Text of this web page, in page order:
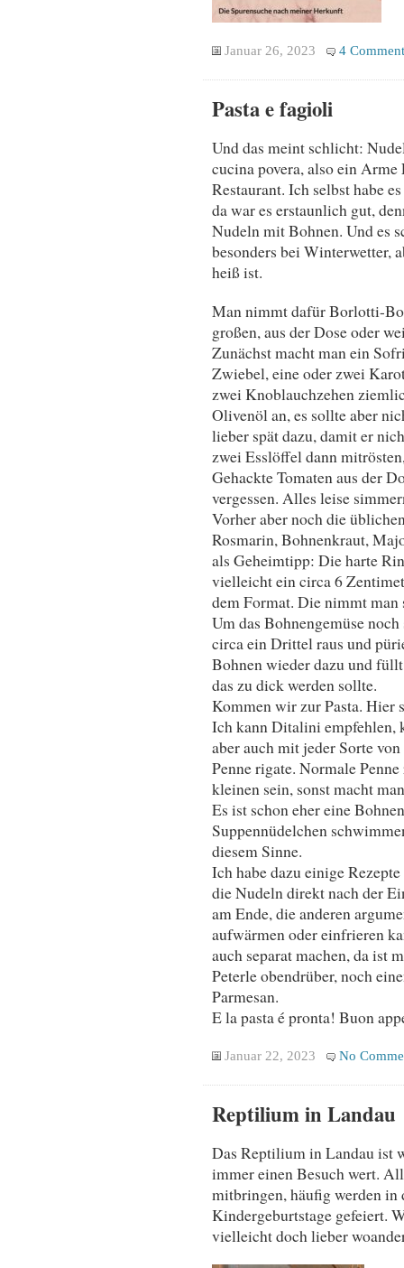
Januar 26, 2023 4
Pasta e fagioli
Und das meint schlicht:
cucina povera, also ein
Restaurant. Ich selbst habe
da war es erstaunlich gut,
Nudeln mit Bohnen. Und es
besonders bei Winterwetter,
heiß ist.
Man nimmt dafür Borlotti-
großen, aus der Dose oder
Zunächst macht man ein
Zwiebel, eine oder zwei
zwei Knoblauchzehen
Olivenöl an, es sollte aber
lieber spät dazu, damit er
zwei Esslöffel dann
Gehackte Tomaten aus der
vergessen. Alles leise
Vorher aber noch die
Rosmarin, Bohnenkraut,
als Geheimtipp: Die harte
vielleicht ein circa 6
dem Format. Die nimmt man
Um das Bohnengemüse
circa ein Drittel raus und
Bohnen wieder dazu und
das zu dick werden sollte.
Kommen wir zur Pasta. Hier
Ich kann Ditalini empfehlen,
aber auch mit jeder Sorte
Penne rigate. Normale
kleinen sein, sonst macht
Es ist schon eher eine
Suppennüdelchen
diesem Sinne.
Ich habe dazu einige
die Nudeln direkt nach der
am Ende, die anderen
aufwärmen oder einfrieren
auch separat machen, da ist
Peterle obendrüber, noch
Parmesan.
E la pasta é pronta! Buon
Januar 22, 2023 No
Reptilium in Landau
Das Reptilium in Landau ist
immer einen Besuch wert.
mitbringen, häufig werden in
Kindergeburtstage gefeiert.
vielleicht doch lieber